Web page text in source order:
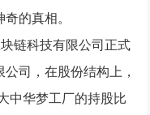
的真相。
链科技有限公司正式
司，在股份结构上，
中华梦工厂的持股比